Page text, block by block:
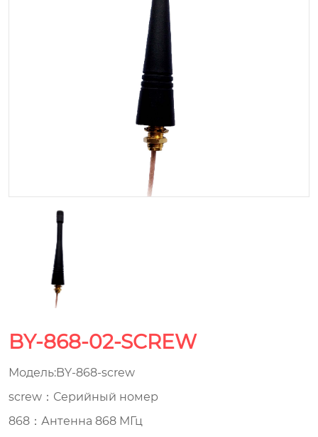
BY-868-02-SCREW
Модель:BY-868-screw
screw：Серийный номер
868：Антенна 868 МГц